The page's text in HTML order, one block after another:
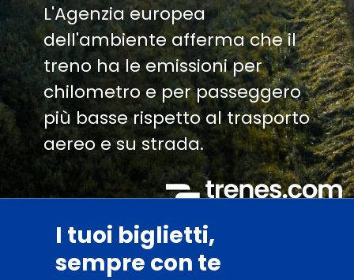
L'Agenzia europea
dell'ambiente afferma che il
treno ha le emissioni per
chilometro e per passeggero
più basse rispetto al trasporto
aereo e su strada.
I tuoi biglietti,
sempre con te